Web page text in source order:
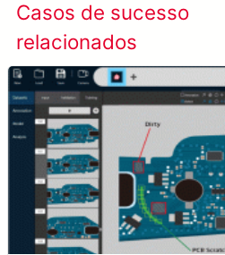
Casos de sucesso
relacionados